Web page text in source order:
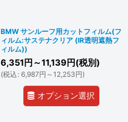
BMW サンルーフ用カットフィルム(フ
ィルム:サステナクリア (IR透明遮熱フ
ィルム))
6,351 円 ～11,139 円(税別)
(税込 : 6,987円 ～12,253円)
オプション選択